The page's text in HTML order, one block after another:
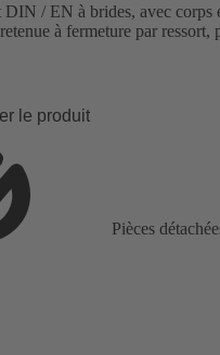
/ EN à brides, avec corps
à fermeture par ressort,
le produit
Pièces